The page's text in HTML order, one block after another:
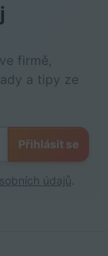
firmě,
a tipy ze
Přihlásit se
údajů.